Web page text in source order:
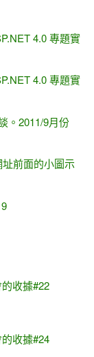
4.0 專題實
4.0 專題實
。2011/9月份
前面的小圖示
收據#22
收據#24